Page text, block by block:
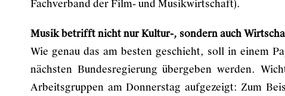
Fachverband der Film- und Musikwirtschaft).
Musik betrifft nicht nur Kultur-, sondern auch
Wie genau das am besten geschieht, soll in einem
nächsten Bundesregierung übergeben werden.
Arbeitsgruppen am Donnerstag aufgezeigt: Zum